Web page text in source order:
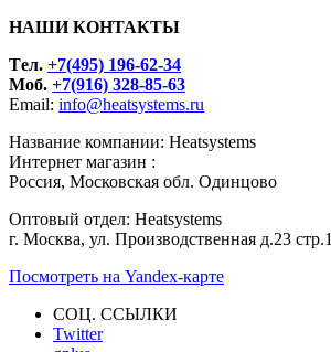
НАШИ КОНТАКТЫ
Tел. +7(495) 196-62-34
Моб. +7(916) 328-85-63
Email: info@heatsystems.ru
Название компании: Heatsystems
Интернет магазин :
Россия, Московская обл. Одинцово
Оптовый отдел: Heatsystems
г. Москва, ул. Производственная д.23 стр.1
Посмотреть на Yandex-карте
СОЦ. ССЫЛКИ
Twitter